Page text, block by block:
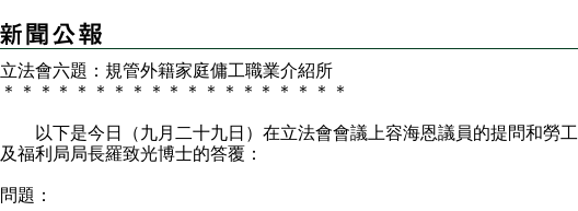
立法會六題：規管外籍家庭傭工職業介紹所
＊
＊ ＊ ＊ ＊ ＊ ＊ ＊ ＊ ＊ ＊ ＊ ＊ ＊ ＊ ＊ ＊ ＊ ＊
以下是今日（九月二十九日）在立法會會議上容海恩議員的提問和勞工
及福利局局長羅致光博士的答覆：
問題：